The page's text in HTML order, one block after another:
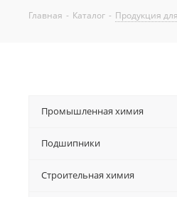
Главная - Каталог - Продукция
Промышленная химия
Подшипники
Строительная химия